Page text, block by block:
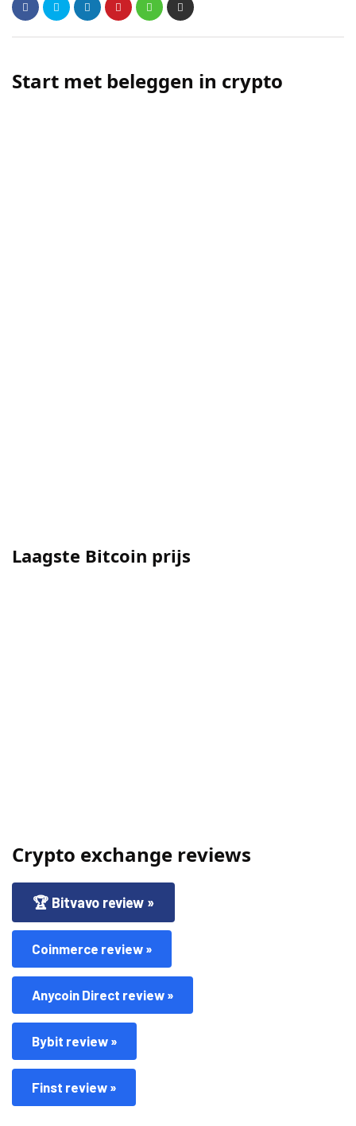
Start met beleggen in crypto
Laagste Bitcoin prijs
Crypto exchange reviews
🏆 Bitvavo review »
Coinmerce review »
Anycoin Direct review »
Bybit review »
Finst review »